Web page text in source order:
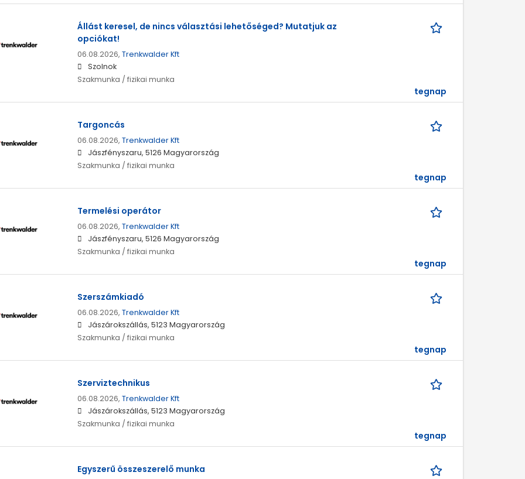
Állást keresel, de nincs választási lehetőséged? Mutatjuk az
opciókat!
06.08.2026, Trenkwalder Kft
Szolnok
Szakmunka / fizikai munka
tegnap
Targoncás
06.08.2026, Trenkwalder Kft
Jászfényszaru, 5126 Magyarország
Szakmunka / fizikai munka
tegnap
Termelési operátor
06.08.2026, Trenkwalder Kft
Jászfényszaru, 5126 Magyarország
Szakmunka / fizikai munka
tegnap
Szerszámkiadó
06.08.2026, Trenkwalder Kft
Jászárokszállás, 5123 Magyarország
Szakmunka / fizikai munka
tegnap
Szerviztechnikus
06.08.2026, Trenkwalder Kft
Jászárokszállás, 5123 Magyarország
Szakmunka / fizikai munka
tegnap
Egyszerű összeszerelő munka